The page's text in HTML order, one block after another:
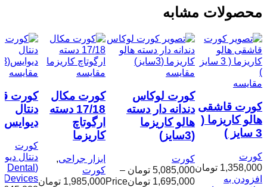
محصولات مشابه
مقایسه
کورت قاشقی
هالو کاریزما (
3 سایز )
کورت
1,358,000 تومان
افزودن به
مقایسه
کورت لوکاس
دندانه دار دسته
هالو کاریزما
(3سایز)
کورت
5,085,000 تومان –
1,695,000 تومانPrice
مقایسه
کورت مکال
17/18 دسته
ارگوتاچ
کاریزما
ابزار جراحی,
کورت
1,985,000 تومان
مقایسه
کورت
دنتال
دیوایس(3سایز)
کورت
دنتال
(Dental
Devices)